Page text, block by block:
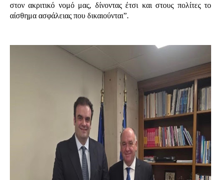
στον ακριτικό νομό μας, δίνοντας έτσι και στους πολίτες το
αίσθημα ασφάλειας που δικαιούνται”.